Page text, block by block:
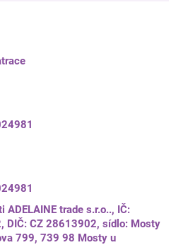
ADELAINE trade s.r.o.., IČ:
DIČ: CZ 28613902, sídlo: Mosty
799, 739 98 Mosty u